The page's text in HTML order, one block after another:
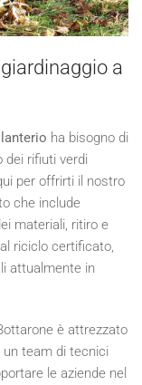
a
ha bisogno di
dei rifiuti verdi
per offrirti il nostro
che include
materiali, ritiro e
riciclo certificato,
attualmente in
è attrezzato
un team di tecnici
le aziende nel